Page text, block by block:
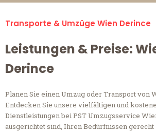
Transporte & Umzüge Wien Derince
Leistungen & Preise:
Derince
Planen Sie einen Umzug oder Transport von
Entdecken Sie unsere vielfältigen und
Dienstleistungen bei PST Umzugsservice
ausgerichtet sind, Ihren Bedürfnissen